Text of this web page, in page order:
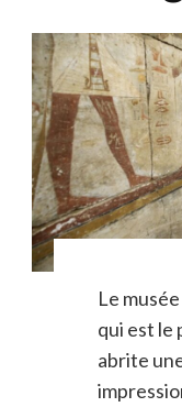
Le
qui est le
abrite